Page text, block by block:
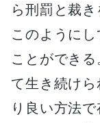
ら刑罰と裁
このように
ことができ
て生き続け
り良い方法